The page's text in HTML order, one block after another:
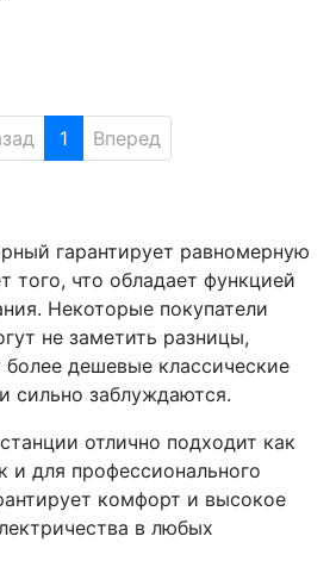
1 Вперед
гарантирует равномерную
того, что обладает функцией
Некоторые покупатели
не заметить разницы,
дешевые классические
сильно заблуждаются.
отлично подходит как
и для профессионального
комфорт и высокое
в любых